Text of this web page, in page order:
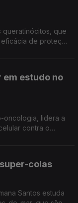
que
de proteção
em estudo no
oncologia, lidera a
contra o
colas
Santos estuda